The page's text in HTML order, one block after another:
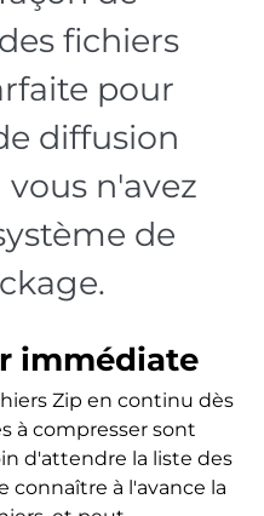
fichiers
pour
diffusion
n'avez
de
immédiate
Zip en continu dès
à compresser sont
d'attendre la liste des
connaître à l'avance la